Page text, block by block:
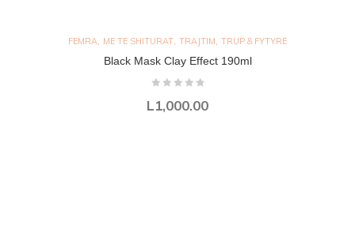
FEMRA, ME TE SHITURAT, TRAJTIM, TRUP & FYTYRE
Black Mask Clay Effect 190ml
L1,000.00